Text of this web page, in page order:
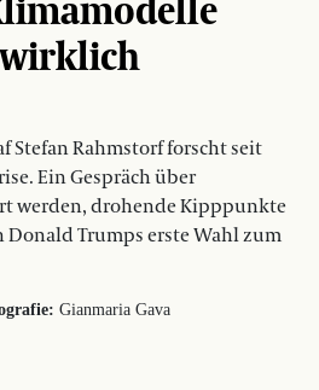
Stefan Rahmstorf forscht seit
Ein Gespräch über
werden, drohende Kipppunkte
Trumps erste Wahl zum
Gianmaria Gava